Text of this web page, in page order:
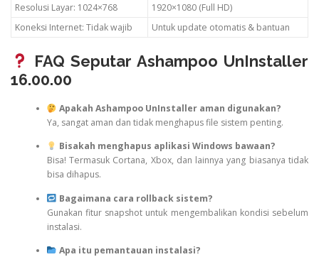
Resolusi Layar: 1024×768
1920×1080 (Full HD)
Koneksi Internet: Tidak wajib
Untuk update otomatis & bantuan
FAQ Seputar Ashampoo UnInstaller
16.00.00
Apakah Ashampoo UnInstaller aman digunakan?
Ya, sangat aman dan tidak menghapus file sistem penting.
Bisakah menghapus aplikasi Windows bawaan?
Bisa! Termasuk Cortana, Xbox, dan lainnya yang biasanya tidak
bisa dihapus.
Bagaimana cara rollback sistem?
Gunakan fitur snapshot untuk mengembalikan kondisi sebelum
instalasi.
Apa itu pemantauan instalasi?